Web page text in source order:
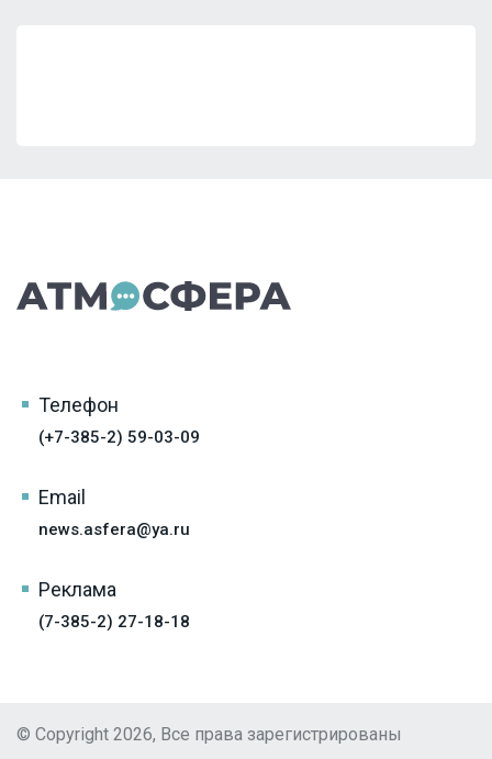
Телефон
(+7-385-2) 59-03-09
Email
news.asfera@ya.ru
Реклама
(7-385-2) 27-18-18
© Copyright 2026, Все права зарегистрированы